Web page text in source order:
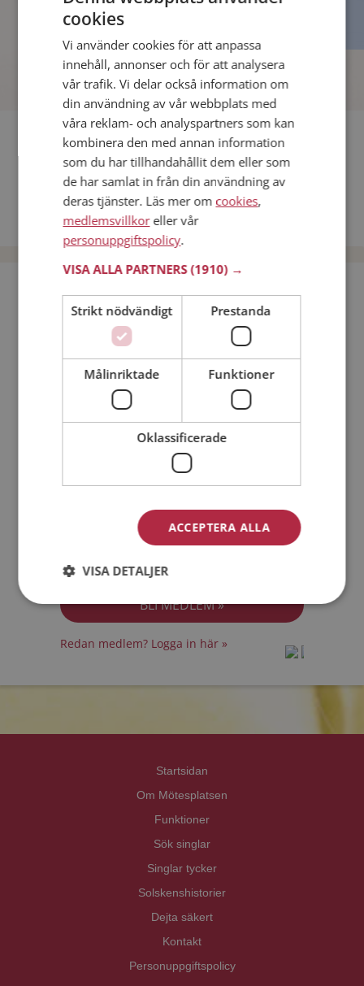
Fler singlar
Andra singlar från Stockholm
Dejta män i Sverige
Dejta kvinnor i Sverige
Bli medlem utan kostnad!
Kvinna
Min ålder:
Medlemsvillkoren
Jag accepterarPersonuppgiftspolicyn
Redan medlem? Logga in här »
Startsidan
Om Mötesplatsen
Funktioner
Sök singlar
Singlar tycker
Solskenshistorier
Dejta säkert
Kontakt
Personuppgiftspolicy
cookies
Vi använder cookies för att anpassa
innehåll, annonser och för att analysera
vår trafik. Vi delar också information om
din användning av vår webbplats med
våra reklam- och analyspartners som kan
kombinera den med annan information
som du har tillhandahållit dem eller som
de har samlat in från din användning av
deras tjänster. Läs mer om cookies,
medlemsvillkoreller vår
personuppgiftspolicy.
VISA ALLA PARTNERS(1910) →
Strikt nödvändigt Prestanda
Målinriktade Funktioner
Oklassificerade
ACCEPTERA ALLA
VISA DETALJER